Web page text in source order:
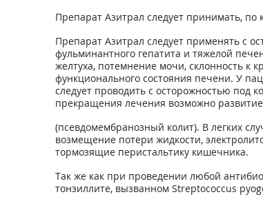
Препарат Азитрал следует принимать,
Препарат Азитрал следует применять с
фульминантного гепатита и тяжелой
желтуха, потемнение мочи, склонность к
функционального состояния печени. У
следует проводить с осторожностью под
прекращения лечения возможно
(псевдомембранозный колит). В легких
возмещение потери жидкости,
тормозящие перистальтику кишечника.
Так же как при проведении любой
тонзиллите, вызванном Streptococcus